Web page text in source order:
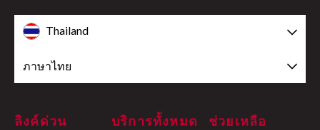
Thailand
ภาษาไทย
ลิงค์ด่วน บริการทั้งหมด ช่วยเหลือ